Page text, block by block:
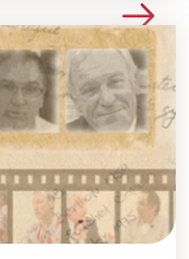
les détails de la